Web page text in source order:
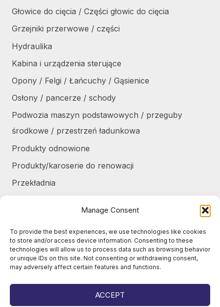
Manage Consent
To provide the best experiences, we use technologies like cookies
to store and/or access device information. Consenting to these
technologies will allow us to process data such as browsing behavior
or unique IDs on this site. Not consenting or withdrawing consent,
may adversely affect certain features and functions.
ACCEPT
Głowice do cięcia / Części głowic do cięcia
Grzejniki przerwowe / części
Hydraulika
Kabina i urządzenia sterujące
Opony / Felgi / Łańcuchy / Gąsienice
Osłony / pancerze / schody
Podwozia maszyn podstawowych / przeguby
środkowe / przestrzeń ładunkowa
Produkty odnowione
Produkty/karoserie do renowacji
Przekładnia
Układ chłodzenia / Skraplacze
Zbiorniki / Pojemniki
Żurawie do harvesterów / części
Żurawie samochodowe / części